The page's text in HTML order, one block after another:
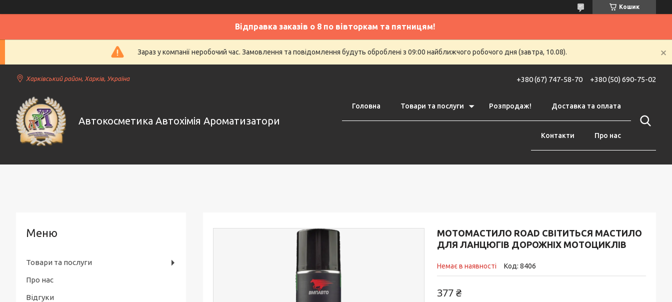
Кошик
Відправка заказів о 8 по вівторкам та пятницям!
Зараз у компанії неробочий час. Замовлення та повідомлення будуть оброблені з 09:00 найближчого робочого дня (завтра, 10.08).
Харківський район, Харків, Україна +380 (67) 747-58-70 +380 (50) 690-75-02
Автокосметика Автохімія Ароматизатори
Головна Товари та послуги Розпродаж! Доставка та оплата
Контакти Про нас
МОТОМАСТИЛО ROAD СВІТИТЬСЯ МАСТИЛО
ДЛЯ ЛАНЦЮГІВ ДОРОЖНІХ МОТОЦИКЛІВ
Немає в наявності Код: 8406
377 ₴
Товари та послуги
Про нас
Відгуки